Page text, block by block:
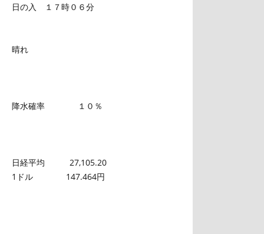
日の入 １７時０６分
晴れ
降水確率 １０％
日経平均 27,105.20
1ドル 147.464円